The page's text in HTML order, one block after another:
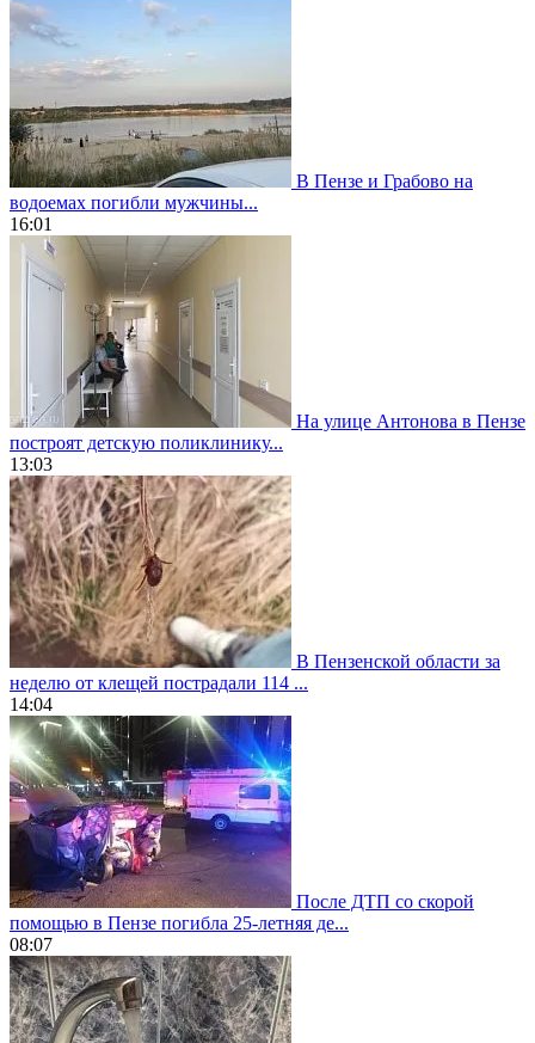
В Пензе и Грабово на
водоемах погибли мужчины...
16:01
На улице Антонова в Пензе
построят детскую поликлинику...
13:03
В Пензенской области за
неделю от клещей пострадали 114 ...
14:04
После ДТП со скорой
помощью в Пензе погибла 25-летняя де...
08:07